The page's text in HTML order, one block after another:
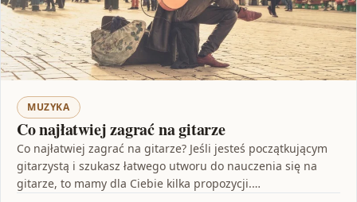
MUZYKA
Co najłatwiej zagrać na gitarze
Co najłatwiej zagrać na gitarze? Jeśli jesteś początkującym
gitarzystą i szukasz łatwego utworu do nauczenia się na
gitarze, to mamy dla Ciebie kilka propozycji.…